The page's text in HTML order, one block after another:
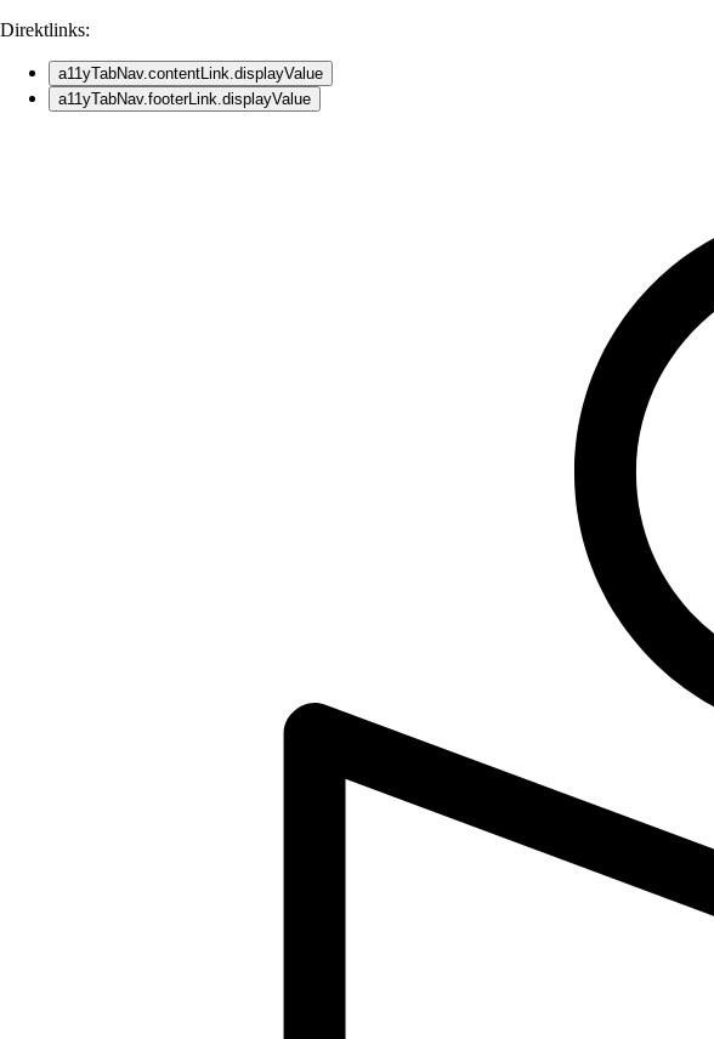
Direktlinks:
a11yTabNav.contentLink.displayValue
a11yTabNav.footerLink.displayValue